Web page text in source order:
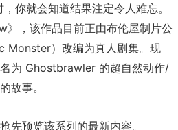
你就会知道结果注定令人难忘。
》，该作品目前正由布伦屋制片公
Monster）改编为真人剧集。现
为 Ghostbrawler 的超自然动作/
故事。
预览该系列的最新内容。